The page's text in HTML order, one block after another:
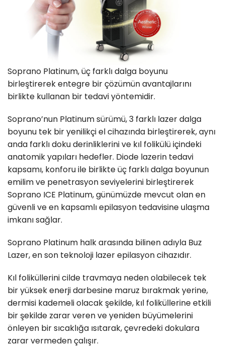
Soprano Platinum, üç farklı dalga boyunu
birleştirerek entegre bir çözümün avantajlarını
birlikte kullanan bir tedavi yöntemidir.
Soprano’nun Platinum sürümü, 3 farklı lazer dalga
boyunu tek bir yenilikçi el cihazında birleştirerek, aynı
anda farklı doku derinliklerini ve kıl folikülü içindeki
anatomik yapıları hedefler. Diode lazerin tedavi
kapsamı, konforu ile birlikte üç farklı dalga boyunun
emilim ve penetrasyon seviyelerini birleştirerek
Soprano ICE Platinum, günümüzde mevcut olan en
güvenli ve en kapsamlı epilasyon tedavisine ulaşma
imkanı sağlar.
Soprano Platinum halk arasında bilinen adıyla Buz
Lazer, en son teknoloji lazer epilasyon cihazıdır.
Kıl foliküllerini cilde travmaya neden olabilecek tek
bir yüksek enerji darbesine maruz bırakmak yerine,
dermisi kademeli olacak şekilde, kıl foliküllerine etkili
bir şekilde zarar veren ve yeniden büyümelerini
önleyen bir sıcaklığa ısıtarak, çevredeki dokulara
zarar vermeden çalışır.